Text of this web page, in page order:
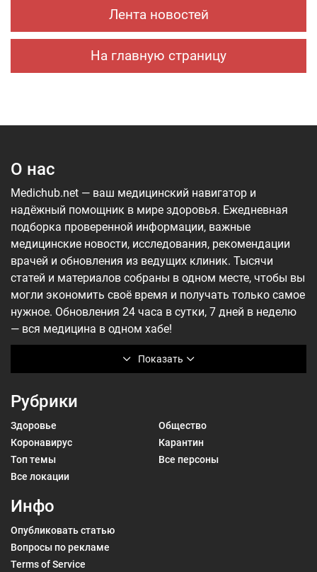
Лента новостей
На главную страницу
О нас
Показать
Medichub.net — ваш медицинский навигатор и
надёжный помощник в мире здоровья. Ежедневная
подборка проверенной информации, важные
медицинские новости, исследования, рекомендации
врачей и обновления из ведущих клиник. Тысячи
статей и материалов собраны в одном месте, чтобы вы
могли экономить своё время и получать только самое
нужное. Обновления 24 часа в сутки, 7 дней в неделю
— вся медицина в одном хабе!
Рубрики
Здоровье
Общество
Коронавирус
Карантин
Топ темы
Все персоны
Все локации
Инфо
Опубликовать статью
Вопросы по рекламе
Terms of Service